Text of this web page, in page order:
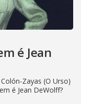
é Jean
Zayas (O Urso)
é Jean DeWolff?